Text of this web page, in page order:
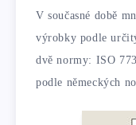
V současné době
výrobky podle
dvě normy: ISO
podle německých